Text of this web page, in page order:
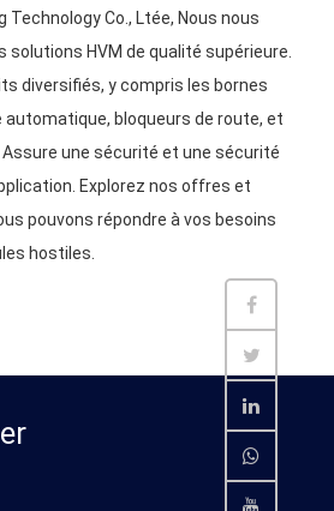
Technology Co., Ltée, Nous nous
solutions HVM de qualité supérieure.
diversifiés, y compris les bornes
automatique, bloqueurs de route, et
une sécurité et une sécurité
Explorez nos offres et
pouvons répondre à vos besoins
hostiles.